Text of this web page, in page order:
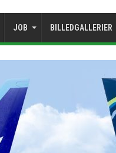
JOB BILLEDGALLERIER